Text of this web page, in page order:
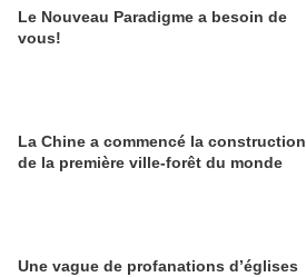
Le Nouveau Paradigme a besoin de
vous!
La Chine a commencé la construc­tion
de la première ville-forêt du monde
Une vague de profanations d’églises